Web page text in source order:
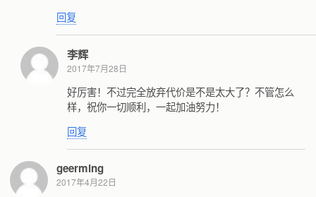
回复
李辉
2017年7月28日
好厉害！不过完全放弃代价是不是太大了？不管怎么
样，祝你一切顺利，一起加油努力！
回复
geerming
2017年4月22日